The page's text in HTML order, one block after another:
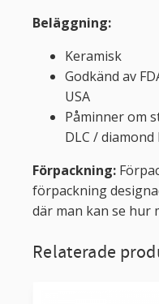
Beläggning:
Keramisk
Godkänd av
USA
Påminner om
DLC /
Förpackning:
förpackning
där man kan se hur
Relaterade